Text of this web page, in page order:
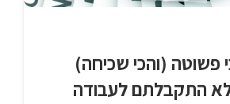
פשוטה (והכי שכיחה)
התקבלתם לעבודה